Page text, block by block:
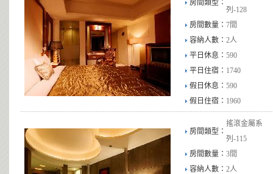
房間類型：
列-128
房間數量： 7間
容納人數： 2人
平日休息： 590
平日住宿： 1740
假日休息： 590
假日住宿： 1960
房間類型：
搖滾金屬系
列-115
房間數量： 3間
容納人數： 2人